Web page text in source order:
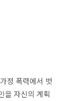
정 폭력에서 벗
을 자신의 계획